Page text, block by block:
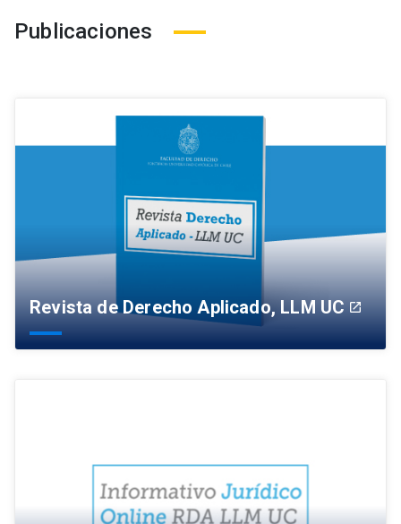
Publicaciones
Revista de Derecho Aplicado, LLM UC launch